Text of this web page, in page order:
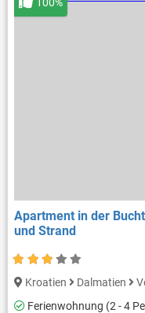
Apartment in der
und Strand
Kroatien Dalmatien
Ferienwohnung (2 - 4